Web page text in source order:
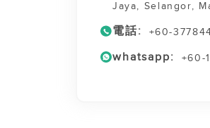
Jaya, Selangor,
電話: +60-
whatsapp: +60-